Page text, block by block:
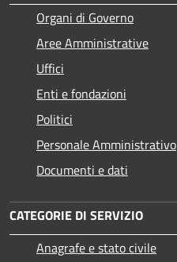
Organi di Governo
Aree Amministrative
Uffici
Enti e fondazioni
Politici
Personale Amministrativo
Documenti e dati
CATEGORIE DI SERVIZIO
Anagrafe e stato civile